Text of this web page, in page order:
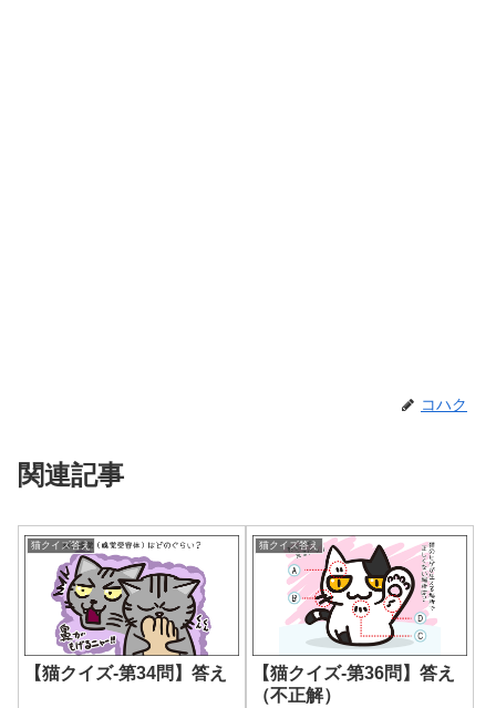
コハク
関連記事
猫クイズ答え
【猫クイズ-第34問】答え
猫クイズ答え
【猫クイズ-第36問】答え
（不正解）